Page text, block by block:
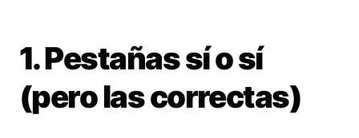
1. Pestañas sí o sí
(pero las correctas)